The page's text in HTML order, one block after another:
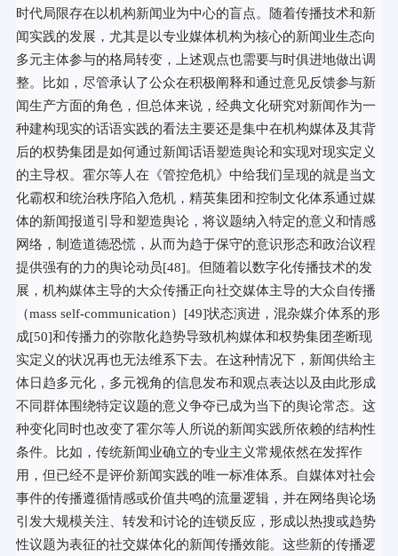
时代局限存在以机构新闻业为中心的盲点。随着传播技术和新
闻实践的发展，尤其是以专业媒体机构为核心的新闻业生态向
多元主体参与的格局转变，上述观点也需要与时俱进地做出调
整。比如，尽管承认了公众在积极阐释和通过意见反馈参与新
闻生产方面的角色，但总体来说，经典文化研究对新闻作为一
种建构现实的话语实践的看法主要还是集中在机构媒体及其背
后的权势集团是如何通过新闻话语塑造舆论和实现对现实定义
的主导权。霍尔等人在《管控危机》中给我们呈现的就是当文
化霸权和统治秩序陷入危机，精英集团和控制文化体系通过媒
体的新闻报道引导和塑造舆论，将议题纳入特定的意义和情感
网络，制造道德恐慌，从而为趋于保守的意识形态和政治议程
提供强有的力的舆论动员[48]。但随着以数字化传播技术的发
展，机构媒体主导的大众传播正向社交媒体主导的大众自传播
（mass self-communication）[49]状态演进，混杂媒介体系的形
成[50]和传播力的弥散化趋势导致机构媒体和权势集团垄断现
实定义的状况再也无法维系下去。在这种情况下，新闻供给主
体日趋多元化，多元视角的信息发布和观点表达以及由此形成
不同群体围绕特定议题的意义争夺已成为当下的舆论常态。这
种变化同时也改变了霍尔等人所说的新闻实践所依赖的结构性
条件。比如，传统新闻业确立的专业主义常规依然在发挥作
用，但已经不是评价新闻实践的唯一标准体系。自媒体对社会
事件的传播遵循情感或价值共鸣的流量逻辑，并在网络舆论场
引发大规模关注、转发和讨论的连锁反应，形成以热搜或趋势
性议题为表征的社交媒体化的新闻传播效能。这些新的传播逻